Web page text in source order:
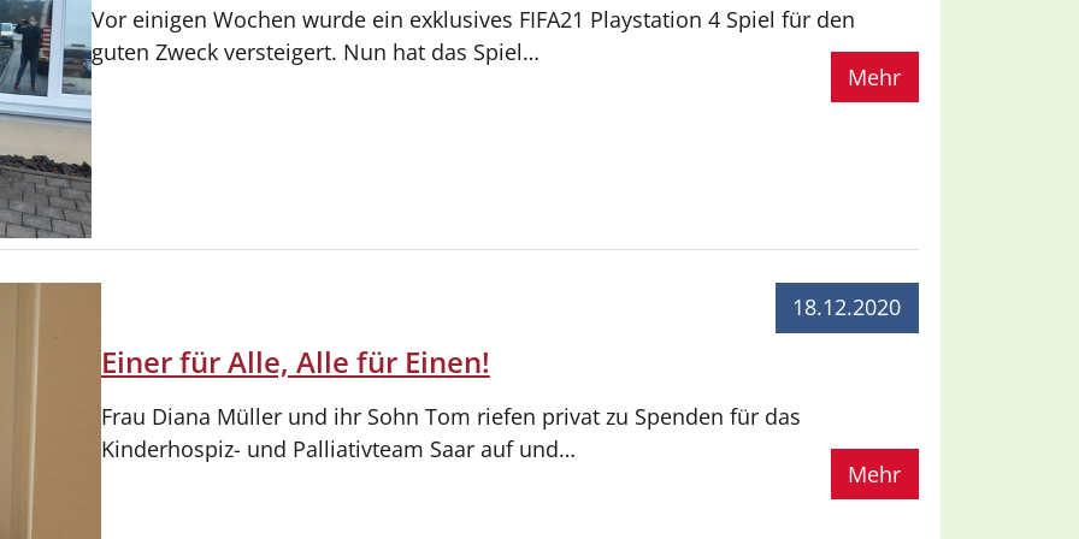
Vor einigen Wochen wurde ein exklusives FIFA21 Playstation 4 Spiel für den
guten Zweck versteigert. Nun hat das Spiel…
Mehr
18.12.2020
Einer für Alle, Alle für Einen!
Frau Diana Müller und ihr Sohn Tom riefen privat zu Spenden für das
Kinderhospiz- und Palliativteam Saar auf und…
Mehr